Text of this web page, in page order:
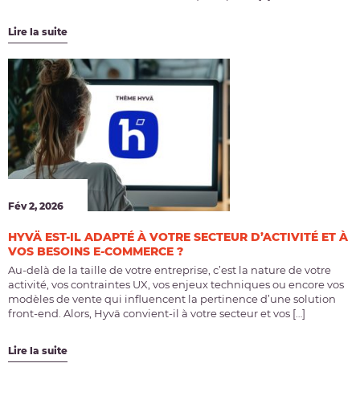
Lire la suite
Fév 2, 2026
HYVÄ EST-IL ADAPTÉ À VOTRE SECTEUR D’ACTIVITÉ ET À
VOS BESOINS E-COMMERCE ?
Au-delà de la taille de votre entreprise, c’est la nature de votre
activité, vos contraintes UX, vos enjeux techniques ou encore vos
modèles de vente qui influencent la pertinence d’une solution
front-end. Alors, Hyvä convient-il à votre secteur et vos […]
Lire la suite